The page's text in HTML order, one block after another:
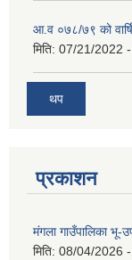
आ.व ०७८/७९ को
मिति: 07/21/2022
थप
प्रकाशन
मंगला गाउँपालिका भू-
मिति: 08/04/2026